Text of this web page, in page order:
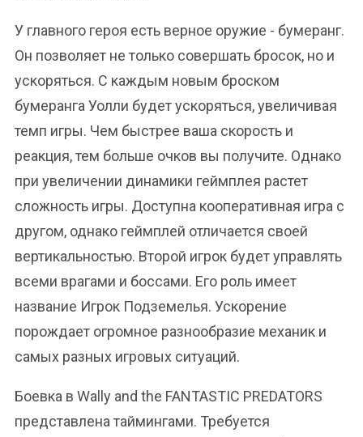
У главного героя есть верное оружие - бумеранг.
Он позволяет не только совершать бросок, но и
ускоряться. С каждым новым броском
бумеранга Уолли будет ускоряться, увеличивая
темп игры. Чем быстрее ваша скорость и
реакция, тем больше очков вы получите. Однако
при увеличении динамики геймплея растет
сложность игры. Доступна кооперативная игра с
другом, однако геймплей отличается своей
вертикальностью. Второй игрок будет управлять
всеми врагами и боссами. Его роль имеет
название Игрок Подземелья. Ускорение
порождает огромное разнообразие механик и
самых разных игровых ситуаций.
Боевка в Wally and the FANTASTIC PREDATORS
представлена таймингами. Требуется